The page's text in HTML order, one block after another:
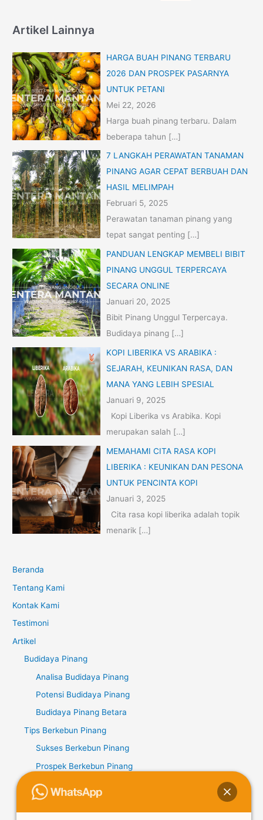
Artikel Lainnya
HARGA BUAH PINANG TERBARU
2026 DAN PROSPEK PASARNYA
UNTUK PETANI
Mei 22, 2026
Harga buah pinang terbaru. Dalam
beberapa tahun […]
7 LANGKAH PERAWATAN TANAMAN
PINANG AGAR CEPAT BERBUAH DAN
HASIL MELIMPAH
Februari 5, 2025
Perawatan tanaman pinang yang
tepat sangat penting […]
PANDUAN LENGKAP MEMBELI BIBIT
PINANG UNGGUL TERPERCAYA
SECARA ONLINE
Januari 20, 2025
Bibit Pinang Unggul Terpercaya.
Budidaya pinang […]
KOPI LIBERIKA VS ARABIKA :
SEJARAH, KEUNIKAN RASA, DAN
MANA YANG LEBIH SPESIAL
Januari 9, 2025
Kopi Liberika vs Arabika. Kopi
merupakan salah […]
MEMAHAMI CITA RASA KOPI
LIBERIKA : KEUNIKAN DAN PESONA
UNTUK PENCINTA KOPI
Januari 3, 2025
Cita rasa kopi liberika adalah topik
menarik […]
Beranda
Tentang Kami
Kontak Kami
Testimoni
Artikel
Budidaya Pinang
Analisa Budidaya Pinang
Potensi Budidaya Pinang
Budidaya Pinang Betara
Tips Berkebun Pinang
Sukses Berkebun Pinang
Prospek Berkebun Pinang
Potensi Berkebun Pinang
Kopi Liberika